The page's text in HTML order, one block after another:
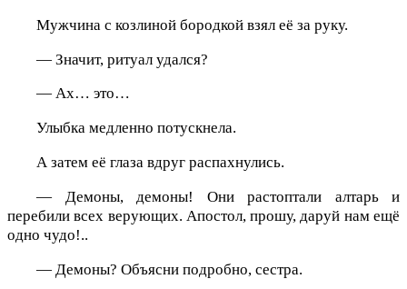
Мужчина с козлиной бородкой взял её за руку.
— Значит, ритуал удался?
— Ах… это…
Улыбка медленно потускнела.
А затем её глаза вдруг распахнулись.
— Демоны, демоны! Они растоптали алтарь и
перебили всех верующих. Апостол, прошу, даруй нам ещё
одно чудо!..
— Демоны? Объясни подробно, сестра.